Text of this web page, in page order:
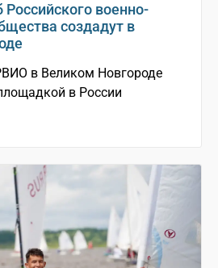
военно-
создадут в
в Великом Новгороде
в России